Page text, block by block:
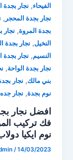
الفيحاء, نجار بجدة
نجار بجدة المحجر ,
بجدة المروة, نجار
النخيل, نجار بجدة
النسيم, نجار بجدة
نجار بجدة الواحة,
بني مالك, نجار
نوم بجدة, نجار
نوم ايكيا
/14/03/2023